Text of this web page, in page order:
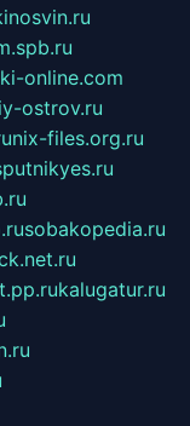
online.com
ostrov.ru
nix-files.org.ru
sobakopedia.ru
kalugatur.ru